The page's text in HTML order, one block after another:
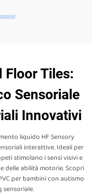
Floor Tiles:
Sensoriale
Innovativi
liquido HF Sensory
interattive. Ideali per
stimolano i sensi visivi e
delle abilità motorie. Scopri
per bambini con autismo